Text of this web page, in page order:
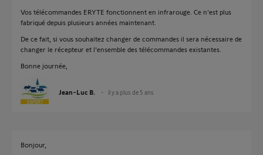
Vos télécommandes ERYTE fonctionnent en infrarouge. Ce n'est plus
fabriqué depuis plusieurs années maintenant.
De ce fait, si vous souhaitez changer de commandes il sera nécessaire de
changer le récepteur et l'ensemble des télécommandes existantes.
Bonne journée,
Jean-Luc B. il y a plus de 5 ans
Bonjour,